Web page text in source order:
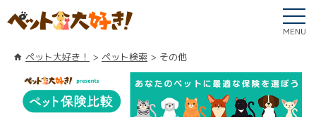
MENU
ペット大好き！ ペット検索 その他